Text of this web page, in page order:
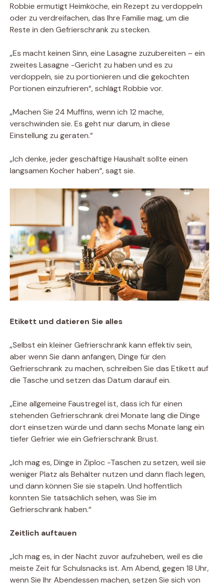
Robbie ermutigt Heimköche, ein Rezept zu verdoppeln
oder zu verdreifachen, das Ihre Familie mag, um die
Reste in den Gefrierschrank zu stecken.
„Es macht keinen Sinn, eine Lasagne zuzubereiten – ein
zweites Lasagne -Gericht zu haben und es zu
verdoppeln, sie zu portionieren und die gekochten
Portionen einzufrieren“, schlägt Robbie vor.
„Machen Sie 24 Muffins, wenn ich 12 mache,
verschwinden sie. Es geht nur darum, in diese
Einstellung zu geraten.“
„Ich denke, jeder geschäftige Haushalt sollte einen
langsamen Kocher haben“, sagt sie.
Etikett und datieren Sie alles
„Selbst ein kleiner Gefrierschrank kann effektiv sein,
aber wenn Sie dann anfangen, Dinge für den
Gefrierschrank zu machen, schreiben Sie das Etikett auf
die Tasche und setzen das Datum darauf ein.
„Eine allgemeine Faustregel ist, dass ich für einen
stehenden Gefrierschrank drei Monate lang die Dinge
dort einsetzen würde und dann sechs Monate lang ein
tiefer Gefrier wie ein Gefrierschrank Brust.
„Ich mag es, Dinge in Ziploc -Taschen zu setzen, weil sie
weniger Platz als Behälter nutzen und dann flach legen,
und dann können Sie sie stapeln. Und hoffentlich
konnten Sie tatsächlich sehen, was Sie im
Gefrierschrank haben.“
Zeitlich auftauen
„Ich mag es, in der Nacht zuvor aufzuheben, weil es die
meiste Zeit für Schulsnacks ist. Am Abend, gegen 18 Uhr,
wenn Sie Ihr Abendessen machen, setzen Sie sich von